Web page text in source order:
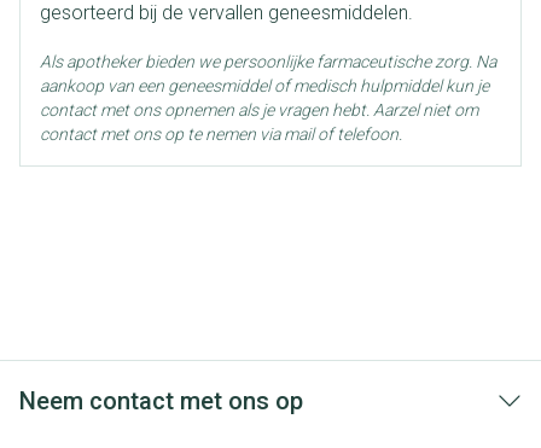
gesorteerd bij de vervallen geneesmiddelen.
Als apotheker bieden we persoonlijke farmaceutische zorg. Na
aankoop van een geneesmiddel of medisch hulpmiddel kun je
contact met ons opnemen als je vragen hebt. Aarzel niet om
contact met ons op te nemen via mail of telefoon.
Neem contact met ons op